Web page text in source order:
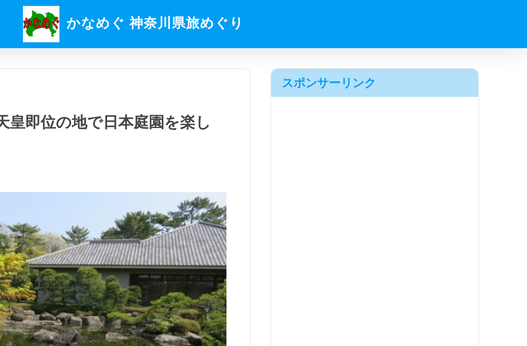
かなめぐ 神奈川県旅めぐり
皇即位の地で日本庭園を楽し
スポンサーリンク